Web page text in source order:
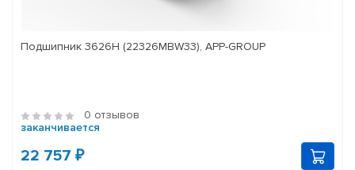
Подшипник 3626Н (22326MBW33), APP-GROUP
0 отзывов
заканчивается
22 757 ₽